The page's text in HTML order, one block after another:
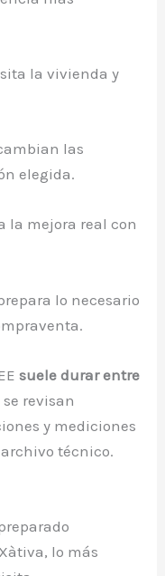
la vivienda y
las
elegida.
la mejora real con
lo necesario
suele durar entre
revisan
y mediciones
técnico.
lo más